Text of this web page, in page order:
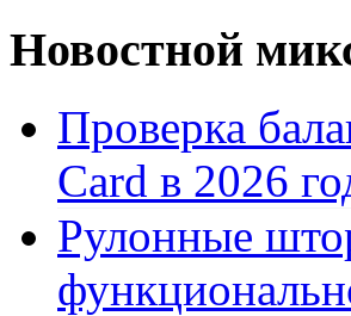
Новостной
Проверка
Card в 2026
Рулонные